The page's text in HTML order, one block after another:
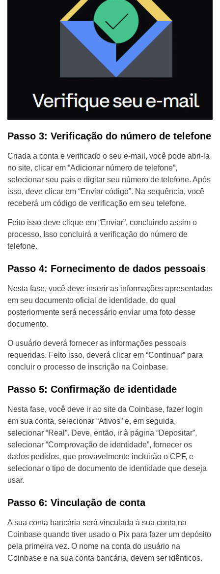
Passo 3: Verificação do número de telefone
Criada a conta e verificado o seu e-mail, você pode abri-la
no site, clicar em “Adicionar número de telefone”,
selecionar seu país e digitar seu número de telefone. Após
isso, deve clicar em “Enviar código”. Na sequência, você
receberá um código de verificação em seu telefone.
Feito isso deve clique em “Enviar”, concluindo assim o
processo. Isso concluirá a verificação do número de
telefone.
Passo 4: Fornecimento de dados pessoais
Nesta fase, você deve inserir as informações apresentadas
em seu documento oficial de identidade, do qual
posteriormente será necessário enviar uma foto desse
documento.
O usuário deverá fornecer as informações pessoais
requeridas. Feito isso, deverá clicar em “Continuar” para
concluir o processo de inscrição na Coinbase.
Passo 5: Confirmação de identidade
Nesta fase, você deve ir ao site da Coinbase, fazer login
em sua conta, selecionar “Ativos” e, em seguida,
selecionar “Real”. Deve, então, ir à página “Depositar”,
selecionar “Comprovação de identidade”, fornecer os
dados pedidos, que provavelmente incluirão o CPF, e
selecionar o tipo de documento de identidade que deseja
usar.
Passo 6: Vinculação de conta
A sua conta bancária será vinculada à sua conta na
Coinbase quando tiver usado o Pix para fazer um depósito
pela primeira vez. O nome na conta do usuário na
Coinbase e na sua conta bancária, devem ser idênticos.